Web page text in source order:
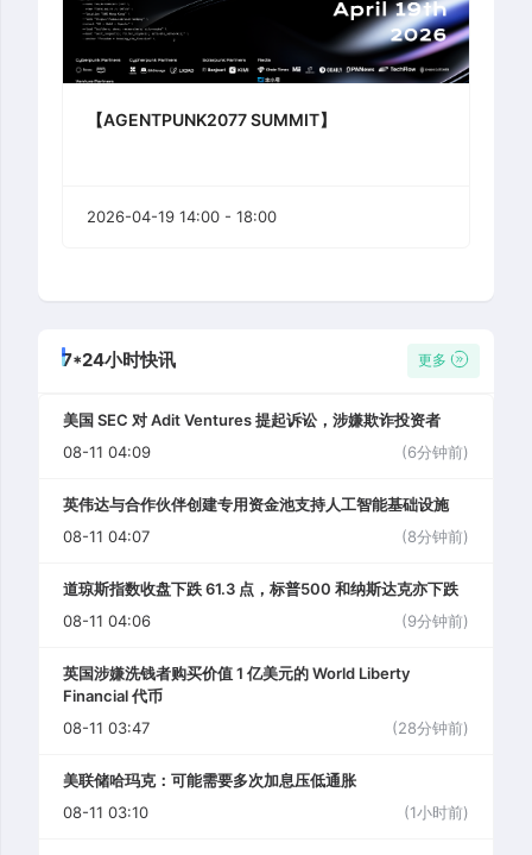
【AGENTPUNK2077 SUMMIT】
2026-04-19 14:00 - 18:00
7*24小时快讯 更多
美国 SEC 对 Adit Ventures 提起诉讼，涉嫌欺诈投资者
08-11 04:09
(6分钟前)
英伟达与合作伙伴创建专用资金池支持人工智能基础设施
08-11 04:07
(8分钟前)
道琼斯指数收盘下跌 61.3 点，标普500 和纳斯达克亦下跌
08-11 04:06
(9分钟前)
英国涉嫌洗钱者购买价值 1 亿美元的 World Liberty
Financial 代币
08-11 03:47
(28分钟前)
美联储哈玛克：可能需要多次加息压低通胀
08-11 03:10
(1小时前)